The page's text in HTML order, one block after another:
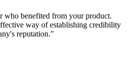
who benefited from your product.
way of establishing credibility
reputation.”